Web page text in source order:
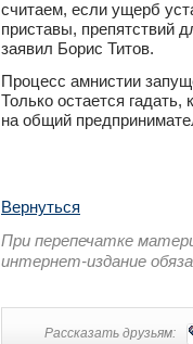
считаем, если ущерб
приставы, препятствий
заявил Борис Титов.
Процесс амнистии
Только остается гадать,
на общий
Вернуться
При перепечатке
интернет-издание
Рассказать друзьям: